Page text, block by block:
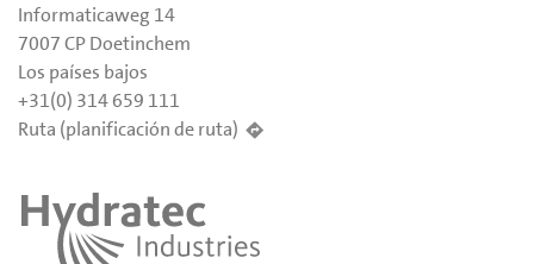
Informaticaweg 14
7007 CP Doetinchem
Los países bajos
+31(0) 314 659 111
Ruta (planificación de ruta)